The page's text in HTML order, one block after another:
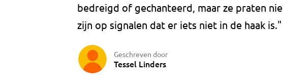
bedreigd of gechanteerd, maar ze praten
zijn op signalen dat er iets niet in de haak is."
Geschreven door
Tessel Linders